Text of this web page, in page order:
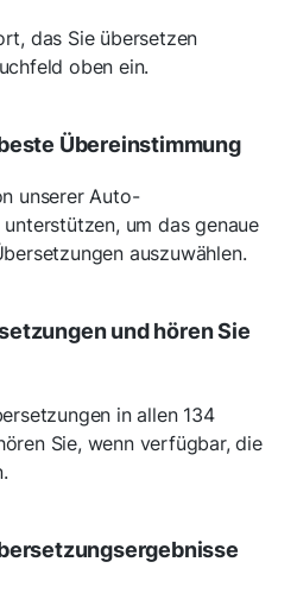
das Sie übersetzen
oben ein.
Übereinstimmung
unserer Auto-
um das genaue
auszuwählen.
und hören Sie
in allen 134
Sie, wenn verfügbar, die